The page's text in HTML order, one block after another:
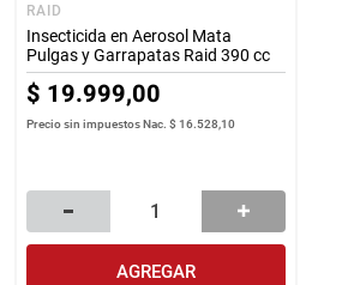
RAID
Insecticida en Aerosol Mata
Pulgas y Garrapatas Raid 390 cc
$ 19.999,00
Precio sin impuestos Nac. $ 16.528,10
AGREGAR